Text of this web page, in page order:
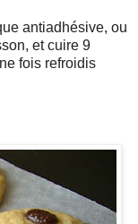
antiadhésive, ou
et cuire 9
fois refroidis